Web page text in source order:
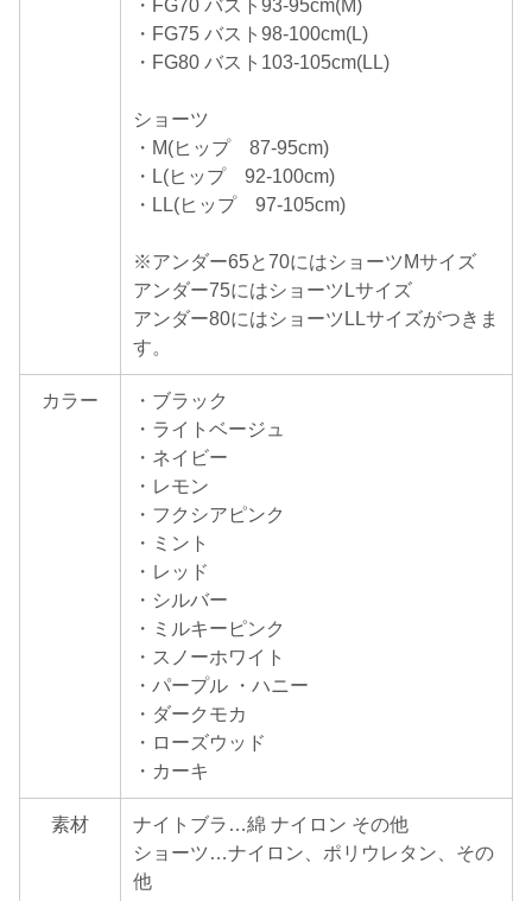
・FG70 バスト93-95cm(M)
・FG75 バスト98-100cm(L)
・FG80 バスト103-105cm(LL)
ショーツ
・M(ヒップ 87-95cm)
・L(ヒップ 92-100cm)
・LL(ヒップ 97-105cm)
※アンダー65と70にはショーツMサイズ
アンダー75にはショーツLサイズ
アンダー80にはショーツLLサイズがつきま
す。
カラー
・ブラック
・ライトベージュ
・ネイビー
・レモン
・フクシアピンク
・ミント
・レッド
・シルバー
・ミルキーピンク
・スノーホワイト
・パープル ・ハニー
・ダークモカ
・ローズウッド
・カーキ
素材
ナイトブラ…綿 ナイロン その他
ショーツ…ナイロン、ポリウレタン、その
他